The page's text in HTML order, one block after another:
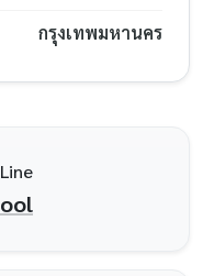
กรุงเทพมหานคร